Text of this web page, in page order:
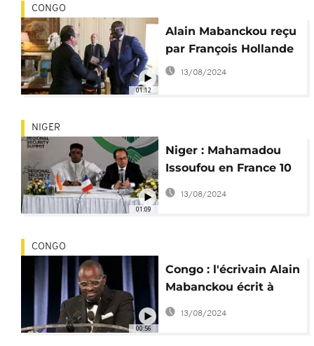
01:12
CONGO
Alain Mabanckou reçu
par François Hollande
13/08/2024
01:09
NIGER
Niger : Mahamadou
Issoufou en France 10
jours après les
attaques de Bosso
13/08/2024
00:56
CONGO
Congo : l'écrivain Alain
Mabanckou écrit à
François Hollande
13/08/2024